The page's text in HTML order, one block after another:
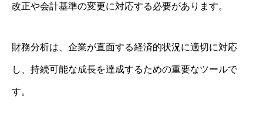
改正や会計基準の変更に対応する必要があります。
財務分析は、企業が直面する経済的状況に適切に対応
し、持続可能な成長を達成するための重要なツールで
す。